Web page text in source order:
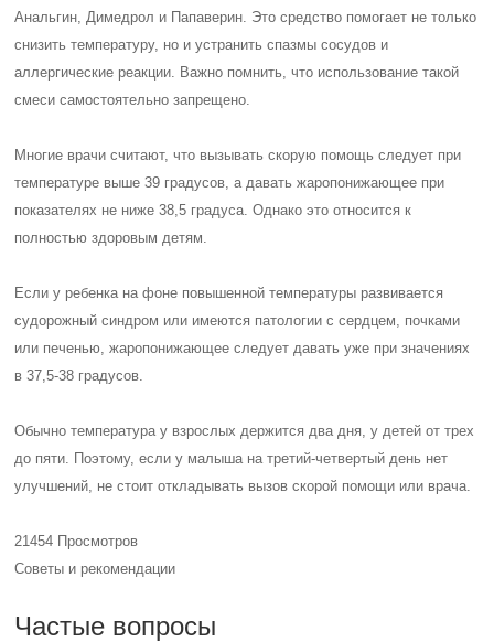
Анальгин, Димедрол и Папаверин. Это средство помогает не только
снизить температуру, но и устранить спазмы сосудов и
аллергические реакции. Важно помнить, что использование такой
смеси самостоятельно запрещено.
Многие врачи считают, что вызывать скорую помощь следует при
температуре выше 39 градусов, а давать жаропонижающее при
показателях не ниже 38,5 градуса. Однако это относится к
полностью здоровым детям.
Если у ребенка на фоне повышенной температуры развивается
судорожный синдром или имеются патологии с сердцем, почками
или печенью, жаропонижающее следует давать уже при значениях
в 37,5-38 градусов.
Обычно температура у взрослых держится два дня, у детей от трех
до пяти. Поэтому, если у малыша на третий-четвертый день нет
улучшений, не стоит откладывать вызов скорой помощи или врача.
21454 Просмотров
Советы и рекомендации
Частые вопросы